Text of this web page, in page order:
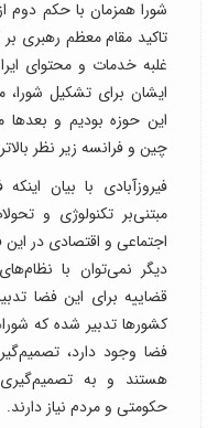
تاکید مقام معظم رهبری
غلبه خدمات و محتوای
ایشان برای تشکیل شورا،
این حوزه بودیم و بعدها
چین و فرانسه زیر نظر
فیروزآبادی با بیان
مبتنی‌بر تکنولوژی و
اجتماعی و اقتصادی در
دیگر نمی‌توان با
قضاییه برای این فضا
کشورها تدبیر شده که
فضا وجود دارد،
هستند و به
حکومتی و مردم نیاز دارند.